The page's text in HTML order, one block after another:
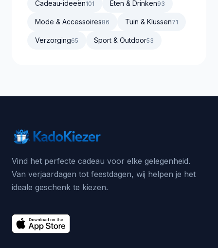
Cadeau-ideeën101 Eten & Drinken93
Mode & Accessoires86 Tuin & Klussen71
Verzorging65 Sport & Outdoor53
Vind het perfecte cadeau voor elke gelegenheid.
Van verjaardagen tot feestdagen, wij helpen je het
ideale geschenk te kiezen.